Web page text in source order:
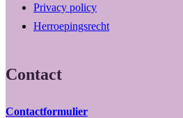
Privacy policy
Herroepingsrecht
Contact
Contactformulier